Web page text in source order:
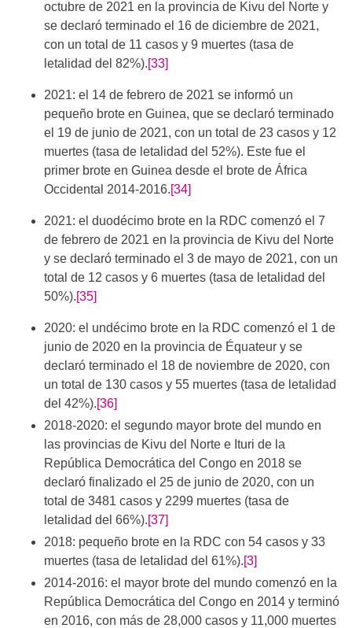
octubre de 2021 en la provincia de Kivu del Norte y
se declaró terminado el 16 de diciembre de 2021,
con un total de 11 casos y 9 muertes (tasa de
letalidad del 82%).[33]
2021: el 14 de febrero de 2021 se informó un
pequeño brote en Guinea, que se declaró terminado
el 19 de junio de 2021, con un total de 23 casos y 12
muertes (tasa de letalidad del 52%). Este fue el
primer brote en Guinea desde el brote de África
Occidental 2014-2016.[34]
2021: el duodécimo brote en la RDC comenzó el 7
de febrero de 2021 en la provincia de Kivu del Norte
y se declaró terminado el 3 de mayo de 2021, con un
total de 12 casos y 6 muertes (tasa de letalidad del
50%).[35]
2020: el undécimo brote en la RDC comenzó el 1 de
junio de 2020 en la provincia de Équateur y se
declaró terminado el 18 de noviembre de 2020, con
un total de 130 casos y 55 muertes (tasa de letalidad
del 42%).[36]
2018-2020: el segundo mayor brote del mundo en
las provincias de Kivu del Norte e Ituri de la
República Democrática del Congo en 2018 se
declaró finalizado el 25 de junio de 2020, con un
total de 3481 casos y 2299 muertes (tasa de
letalidad del 66%).[37]
2018: pequeño brote en la RDC con 54 casos y 33
muertes (tasa de letalidad del 61%).[3]
2014-2016: el mayor brote del mundo comenzó en la
República Democrática del Congo en 2014 y terminó
en 2016, con más de 28,000 casos y 11,000 muertes